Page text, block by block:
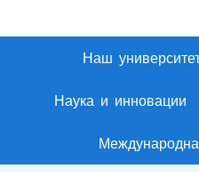
Наш
Наука и инновации